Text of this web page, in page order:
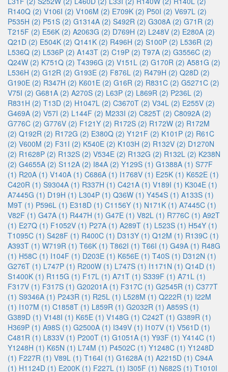
R140Q (2) V106I (2) V106M (2) E709K (2) P50I (2) V697L (2)
P535H (2) P51S (2) G1314A (2) S492R (2) G308A (2) G71R (2)
T215F (2) E56K (2) A2063G (2) D769H (2) L248V (2) E280A (2)
Q21D (2) E504K (2) Q141K (2) R496H (2) S100P (2) L536R (2)
L536Q (2) L536P (2) A143T (2) C19P (2) T97A (2) G3556C (2)
Q24W (2) K751Q (2) T4396G (2) V151L (2) G170R (2) A581G (2)
L536H (2) G12R (2) G193E (2) F876L (2) R479H (2) Q28D (2)
G190E (2) R347H (2) K601E (2) G16R (2) R831C (2) G5271C (2)
V75I (2) G681A (2) A270S (2) L63P (2) L869R (2) P236L (2)
R831H (2) T13D (2) H1047L (2) C3670T (2) V34L (2) E255V (2)
G469A (2) V57I (2) L144F (2) M233I (2) C825T (2) C8092A (2)
G776C (2) G776V (2) F121Y (2) R172S (2) R172W (2) R172M
(2) Q192R (2) R172G (2) E380Q (2) Y121F (2) K101P (2) R61C
(2) V600M (2) F31I (2) K540E (2) K103H (2) R132V (2) D1270N
(2) R1628P (2) R132S (2) V534E (2) R132G (2) R132L (2) K238N
(2) G4655A (2) S112A (2) I84A (2) Y129S (1) G1388A (1) S77F
(1) R20A (1) V140A (1) C686A (1) I1768V (1) E25K (1) K652E (1)
C420R (1) S9304A (1) R337H (1) C421A (1) V189I (1) K304E (1)
A7445G (1) D19H (1) L304P (1) Q36W (1) Y454S (1) A133S (1)
M9T (1) P596L (1) E318D (1) C1156Y (1) N171K (1) A7445C (1)
V82F (1) G47A (1) R447H (1) G47E (1) V82L (1) R776C (1) A92T
(1) E27Q (1) F1052V (1) P27A (1) A289T (1) L523S (1) H54Y (1)
T1095C (1) S428F (1) R400C (1) D313Y (1) Q12M (1) R139C (1)
A393T (1) W719R (1) T66K (1) T862I (1) T66I (1) G49A (1) R48G
(1) H58C (1) I104F (1) D203E (1) K656E (1) T40S (1) D312N (1)
G276T (1) L747P (1) R200W (1) L747S (1) I1171N (1) Q14D (1)
S1400K (1) R115G (1) F17L (1) A71T (1) S339F (1) A71L (1)
F317V (1) F317S (1) G20201A (1) F317C (1) G2545R (1) C377T
(1) S9346A (1) P243R (1) R25L (1) L528M (1) Q222R (1) I22M
(1) I107M (1) C1858T (1) L859R (1) G2032R (1) A859S (1)
G389D (1) V148I (1) K65E (1) V148G (1) C242T (1) G389R (1)
H369P (1) A98S (1) G2500A (1) I349V (1) I107V (1) V561D (1)
C481R (1) L833V (1) P200T (1) G1051A (1) Y93F (1) Y414C (1)
Y1248H (1) K65N (1) L74M (1) P4502C (1) Y1248C (1) Y1248D
(1) F227R (1) V89L (1) T164I (1) G1628A (1) A2215D (1) C94A
(1) H1124D (1) E200K (1) F227L (1) I305F (1) N682S (1) T1010I